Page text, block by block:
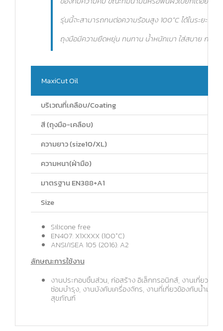
รุ่นนี้จะสามารถทนต่อความร้อนสูง 100°C ได้ในระยะเวล
ถุงมือมีความยืดหยุ่น ทนทาน นํ้าหนักเบา ใส่สบาย กระชั
MaxiCut Oil
บริเวณที่เคลือบ/Coating
สี (ถุงมือ-เคลือบ)
ความยาว (size10/XL)
ความหนา(ฝ่ามือ)
มาตรฐาน EN388+A1
Size
Silicone free
EN407: X1XXXX (100°C)
ANSI/ISEA 105 (2016): A2
ลักษณะการใช้งาน
งานประกอบชิ้นส่วน, ก่อสร้าง อิเล็กทรอนิกส์, งานเกี่ยวกับ
ซ่อมบำรุง, งานบังคับเครื่องจักร, งานที่เกี่ยวข้องกับน้ำมันต่
สุขภัณฑ์